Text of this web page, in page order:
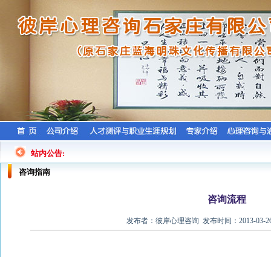
站内公告:
咨询指南
咨询流程
发布者：彼岸心理咨询 发布时间：2013-03-